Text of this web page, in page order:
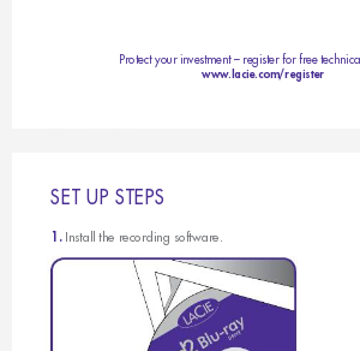
Protect your investment – register for free
www.lacie.com/register
S E U P S E PS
1. Install the recording software.